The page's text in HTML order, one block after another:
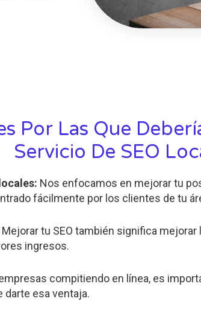
Por Las Que
Servicio De SEO
Nos enfocamos en mejorar tu
fácilmente por los clientes de tu
Mejorar tu SEO también significa
ingresos.
compitiendo en línea, es
darte esa ventaja.